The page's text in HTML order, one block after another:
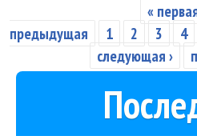
Страницы
«
предыдущая
1 2 3 4
следующая ›